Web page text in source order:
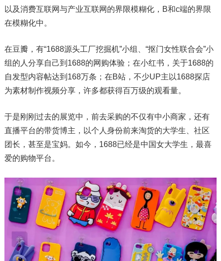
以及消费互联网与产业互联网的界限模糊化，B和c端的界限
在模糊化中。
在豆瓣，有“1688源头工厂挖掘机”小组、“抠门女性联合会”小
组的人分享自己到1688的网购体验；在小红书，关于1688的
自发型内容帖达到168万条；在B站，不少UP主以1688探店
为素材制作视频分享，许多都获得百万级的观看量。
于是刚刚过去的展览中，前去采购的不仅有中小商家，还有
直播平台的带货博主，以个人身份前来淘货的大学生、社区
团长，甚至是宝妈。如今，1688已经是中国女大学生，最喜
爱的购物平台。